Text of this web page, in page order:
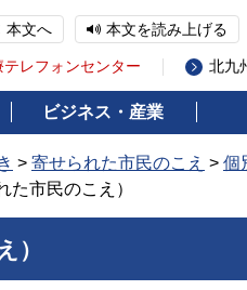
本文へ 本文を読み上げる
テレフォンセンター 北九
ビジネス・産業
> 寄せられた市民のこえ > 個
た市民のこえ）
）